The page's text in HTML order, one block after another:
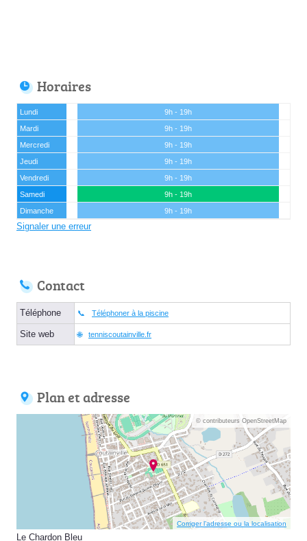
Horaires
Lundi
9h - 19h
Mardi
9h - 19h
Mercredi
9h - 19h
Jeudi
9h - 19h
Vendredi
9h - 19h
Samedi
9h - 19h
Dimanche
9h - 19h
Signaler une erreur
Contact
Téléphone Téléphoner à la piscine
Site web tenniscoutainville.fr
Plan et adresse
© contributeurs OpenStreetMap
Corriger l’adresse ou la localisation
Le Chardon Bleu